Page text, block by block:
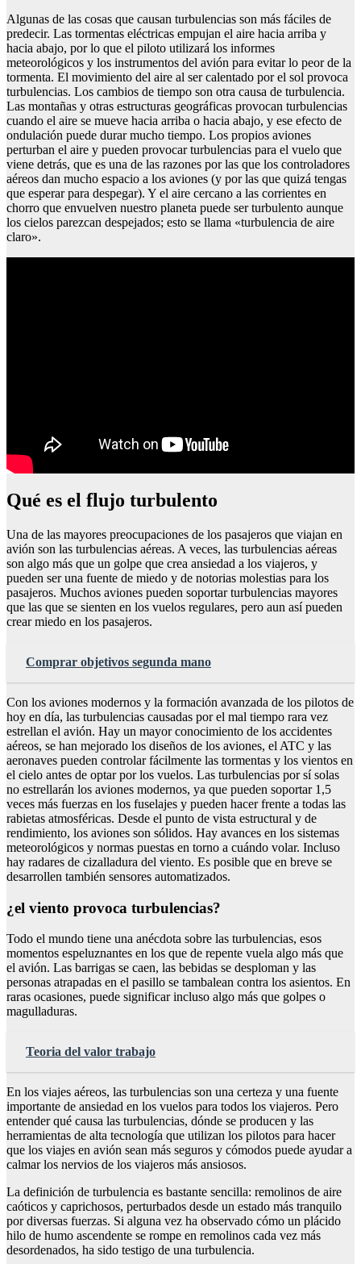
Algunas de las cosas que causan turbulencias son más fáciles de
predecir. Las tormentas eléctricas empujan el aire hacia arriba y
hacia abajo, por lo que el piloto utilizará los informes
meteorológicos y los instrumentos del avión para evitar lo peor de la
tormenta. El movimiento del aire al ser calentado por el sol provoca
turbulencias. Los cambios de tiempo son otra causa de turbulencia.
Las montañas y otras estructuras geográficas provocan turbulencias
cuando el aire se mueve hacia arriba o hacia abajo, y ese efecto de
ondulación puede durar mucho tiempo. Los propios aviones
perturban el aire y pueden provocar turbulencias para el vuelo que
viene detrás, que es una de las razones por las que los controladores
aéreos dan mucho espacio a los aviones (y por las que quizá tengas
que esperar para despegar). Y el aire cercano a las corrientes en
chorro que envuelven nuestro planeta puede ser turbulento aunque
los cielos parezcan despejados; esto se llama «turbulencia de aire
claro».
Qué es el flujo turbulento
Una de las mayores preocupaciones de los pasajeros que viajan en
avión son las turbulencias aéreas. A veces, las turbulencias aéreas
son algo más que un golpe que crea ansiedad a los viajeros, y
pueden ser una fuente de miedo y de notorias molestias para los
pasajeros. Muchos aviones pueden soportar turbulencias mayores
que las que se sienten en los vuelos regulares, pero aun así pueden
crear miedo en los pasajeros.
Comprar objetivos segunda mano
Con los aviones modernos y la formación avanzada de los pilotos de
hoy en día, las turbulencias causadas por el mal tiempo rara vez
estrellan el avión. Hay un mayor conocimiento de los accidentes
aéreos, se han mejorado los diseños de los aviones, el ATC y las
aeronaves pueden controlar fácilmente las tormentas y los vientos en
el cielo antes de optar por los vuelos. Las turbulencias por sí solas
no estrellarán los aviones modernos, ya que pueden soportar 1,5
veces más fuerzas en los fuselajes y pueden hacer frente a todas las
rabietas atmosféricas. Desde el punto de vista estructural y de
rendimiento, los aviones son sólidos. Hay avances en los sistemas
meteorológicos y normas puestas en torno a cuándo volar. Incluso
hay radares de cizalladura del viento. Es posible que en breve se
desarrollen también sensores automatizados.
¿el viento provoca turbulencias?
Todo el mundo tiene una anécdota sobre las turbulencias, esos
momentos espeluznantes en los que de repente vuela algo más que
el avión. Las barrigas se caen, las bebidas se desploman y las
personas atrapadas en el pasillo se tambalean contra los asientos. En
raras ocasiones, puede significar incluso algo más que golpes o
magulladuras.
Teoria del valor trabajo
En los viajes aéreos, las turbulencias son una certeza y una fuente
importante de ansiedad en los vuelos para todos los viajeros. Pero
entender qué causa las turbulencias, dónde se producen y las
herramientas de alta tecnología que utilizan los pilotos para hacer
que los viajes en avión sean más seguros y cómodos puede ayudar a
calmar los nervios de los viajeros más ansiosos.
La definición de turbulencia es bastante sencilla: remolinos de aire
caóticos y caprichosos, perturbados desde un estado más tranquilo
por diversas fuerzas. Si alguna vez ha observado cómo un plácido
hilo de humo ascendente se rompe en remolinos cada vez más
desordenados, ha sido testigo de una turbulencia.